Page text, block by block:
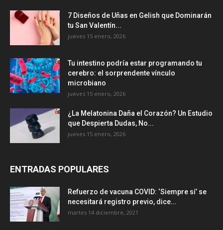
7 Diseños de Uñas en Gelish que Dominarán
tu San Valentín...
jueves 15 enero, 2026
Tu intestino podría estar programando tu
cerebro: el sorprendente vínculo
microbiano
jueves 15 enero, 2026
¿La Melatonina Daña el Corazón? Un Estudio
que Despierta Dudas, No...
jueves 15 enero, 2026
ENTRADAS POPULARES
Refuerzo de vacuna COVID: ‘Siempre sí’ se
necesitará registro previo, dice...
martes 14 diciembre, 2021